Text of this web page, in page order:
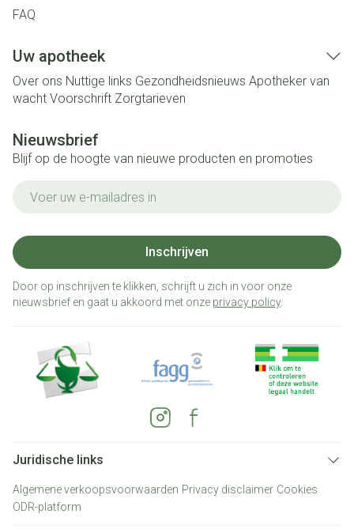
FAQ
Uw apotheek
Over ons Nuttige links Gezondheidsnieuws Apotheker van
wacht Voorschrift Zorgtarieven
Nieuwsbrief
Blijf op de hoogte van nieuwe producten en promoties
Inschrijven
Door op inschrijven te klikken, schrijft u zich in voor onze
nieuwsbrief en gaat u akkoord met onze privacy policy.
Juridische links
Algemene verkoopsvoorwaarden Privacy disclaimer Cookies
ODR-platform